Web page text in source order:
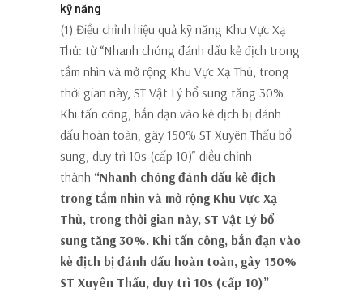
kỹ năng
(1) Điều chỉnh hiệu quả kỹ năng Khu Vực Xạ
Thủ: từ “Nhanh chóng đánh dấu kẻ địch trong
tầm nhìn và mở rộng Khu Vực Xạ Thủ, trong
thời gian này, ST Vật Lý bổ sung tăng 30%.
Khi tấn công, bắn đạn vào kẻ địch bị đánh
dấu hoàn toàn, gây 150% ST Xuyên Thấu bổ
sung, duy trì 10s (cấp 10)” điều chỉnh
thành “Nhanh chóng đánh dấu kẻ địch
trong tầm nhìn và mở rộng Khu Vực Xạ
Thủ, trong thời gian này, ST Vật Lý bổ
sung tăng 30%. Khi tấn công, bắn đạn vào
kẻ địch bị đánh dấu hoàn toàn, gây 150%
ST Xuyên Thấu, duy trì 10s (cấp 10)”